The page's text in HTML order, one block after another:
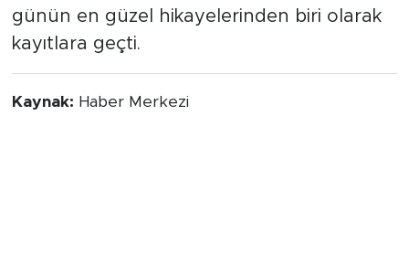
günün en güzel hikayelerinden biri olarak
kayıtlara geçti.
Kaynak: Haber Merkezi